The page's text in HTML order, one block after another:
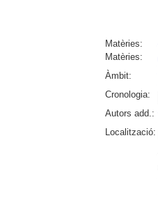
Matèries:
Matèries:
Àmbit:
Cronologia:
Autors add.:
Localització: